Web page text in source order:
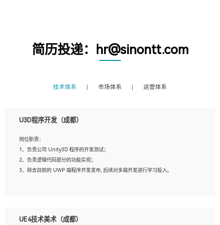
简历投递：hr@sinontt.com
技术体系 市场体系 运营体系
U3D程序开发（成都）
岗位职责：
1、负责公司 Unity3D 程序的开发测试；
2、负责逻辑代码部分的功能实现；
3、除去目前的 UWP 端程序开发发布, 后续对多端开发进行学习投入。
2、熟练掌握 Unity3D 程序开发，精通 C# 语言开发；
UE4技术美术（成都）